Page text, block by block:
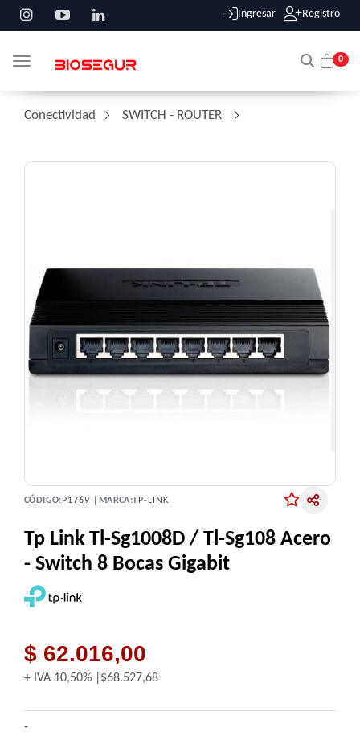
Ingresar Registro
0
Toggle navigation
Conectividad SWITCH - ROUTER
CÓDIGO: P1769 | MARCA:TP-LINK
Tp Link Tl-Sg1008D / Tl-Sg108 Acero
- Switch 8 Bocas Gigabit
$ 62.016,00
+ IVA 10,50% $68.527,68
-